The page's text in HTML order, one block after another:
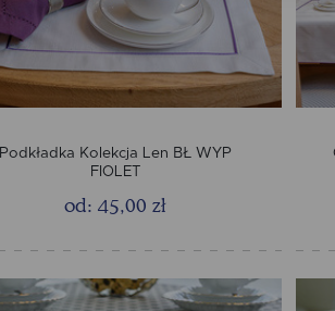
Podkładka Kolekcja Len BŁ WYP
FIOLET
od: 45,00 zł
stronach naszych partnerów.
Promocyjne pliki cookies służą do prezentowania Ci
Twoich upodobań oraz Twoich zwyczajów dotyczących
promocyjne mogą pojawić się na stronach podmiotów
partnerami oraz innych dostawców usług. Firmy te
prezentujących nasze treści w postaci wiadomości, ofert,